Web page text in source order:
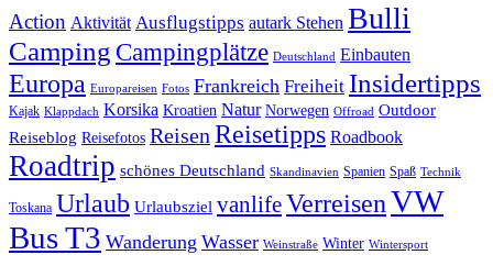
Action Aktivität Ausflugstipps autark Stehen Bulli
Camping Campingplätze Deutschland Einbauten
Europa Europareisen Fotos Frankreich Freiheit Insidertipps
Kajak Klappdach Korsika Kroatien Natur Norwegen Offroad Outdoor
Reiseblog Reisefotos ReisenReisetipps Roadbook
Roadtrip schönes Deutschland Skandinavien Spanien Spaß Technik
Toskana Urlaub Urlaubsziel vanlifeVerreisenVW
Bus T3 Wanderung Wasser Weinstraße Winter Wintersport